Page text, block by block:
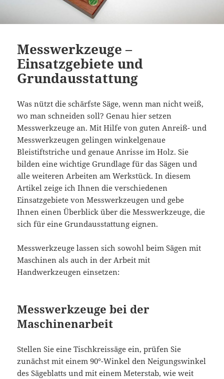
Messwerkzeuge –
Einsatzgebiete und
Grundausstattung
Was nützt die schärfste Säge, wenn man nicht weiß,
wo man schneiden soll? Genau hier setzen
Messwerkzeuge an. Mit Hilfe von guten Anreiß- und
Messwerkzeugen gelingen winkelgenaue
Bleistiftstriche und genaue Anrisse im Holz. Sie
bilden eine wichtige Grundlage für das Sägen und
alle weiteren Arbeiten am Werkstück. In diesem
Artikel zeige ich Ihnen die verschiedenen
Einsatzgebiete von Messwerkzeugen und gebe
Ihnen einen Überblick über die Messwerkzeuge, die
sich für eine Grundausstattung eignen.
Messwerkzeuge lassen sich sowohl beim Sägen mit
Maschinen als auch in der Arbeit mit
Handwerkzeugen einsetzen:
Messwerkzeuge bei der
Maschinenarbeit
Stellen Sie eine Tischkreissäge ein, prüfen Sie
zunächst mit einem 90°-Winkel den Neigungswinkel
des Sägeblatts und mit einem Meterstab, wie weit